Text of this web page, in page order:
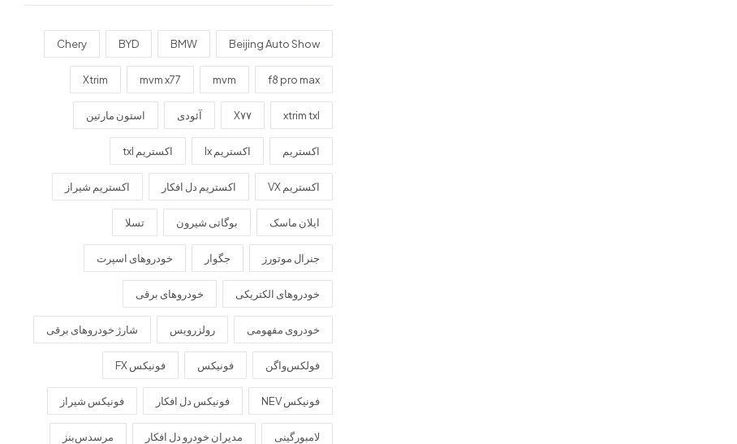
Beijing Auto Show
BMW
BYD
Chery
f8 pro max
mvm
mvm x77
Xtrim
xtrim txl X۷۷ آئودی استون مارتین
اکستریم اکستریم lx اکستریم txl
اکستریم VX اکستریم دل افکار اکستریم شیراز
ایلان ماسک بوگاتی شیرون تسلا
جنرال موتورز جگوار خودروهای اسپرت
خودروهای الکتریکی خودروهای برقی
خودروی مفهومی رولزرویس شارژ خودروهای برقی
فولکس‌واگن فونیکس فونیکس FX
فونیکس NEV فونیکس دل افکار فونیکس شیراز
لامبورگینی مدیران خودرو دل افکار مرسدس‌بنز